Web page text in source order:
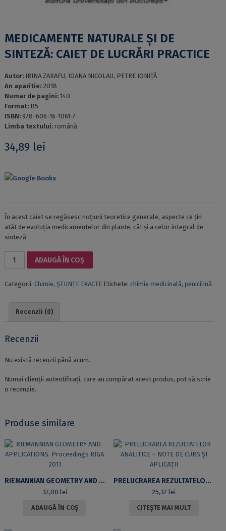
MEDICAMENTE NATURALE ȘI DE
SINTEZĂ: CAIET DE LUCRĂRI PRACTICE
Autor: IRINA ZARAFU, IOANA NICOLAU, PETRE IONIȚĂ
An aparitie: 2018
Numar de pagini: 140
Format: B5
ISBN: 978-606-16-1061-7
Limba textului: română
34,89 lei
Google Books
În acest caiet se regăsesc noțiuni teoretice generale, aspecte ce țin
atât de evoluția medicamentelor din plante, cât și a celor integral de
sinteză.
Cantitate
ȘI
CAIET
LUCRĂRI
ADAUGĂ ÎN COȘ
Categorii: Chimie, ȘTIINȚE EXACTE Etichete: chimie medicinală, penicilină
Recenzii (0)
Recenzii
Nu există recenzii până acum.
Numai clienții autentificați, care au cumpărat acest produs, pot să scrie
o recenzie.
Produse similare
RIEMANNIAN GEOMETRY AND APPLICATIONS. PROCEEDINGS RIGA 2011
37,00 lei
ADAUGĂ ÎN COȘ
PRELUCRAREA REZULTATELOR ANALITICE – NOTE DE CURS ȘI APLICAȚII
25,37 lei
CITEȘTE MAI MULT